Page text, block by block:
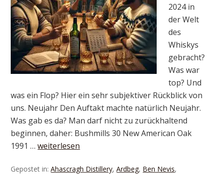
2024 in
der Welt
des
Whiskys
gebracht?
Was war
top? Und
was ein Flop? Hier ein sehr subjektiver Rückblick von
uns. Neujahr Den Auftakt machte natürlich Neujahr.
Was gab es da? Man darf nicht zu zurückhaltend
beginnen, daher: Bushmills 30 New American Oak
1991 …weiterlesen
Gepostet in:Ahascragh Distillery,Ardbeg, Ben Nevis,